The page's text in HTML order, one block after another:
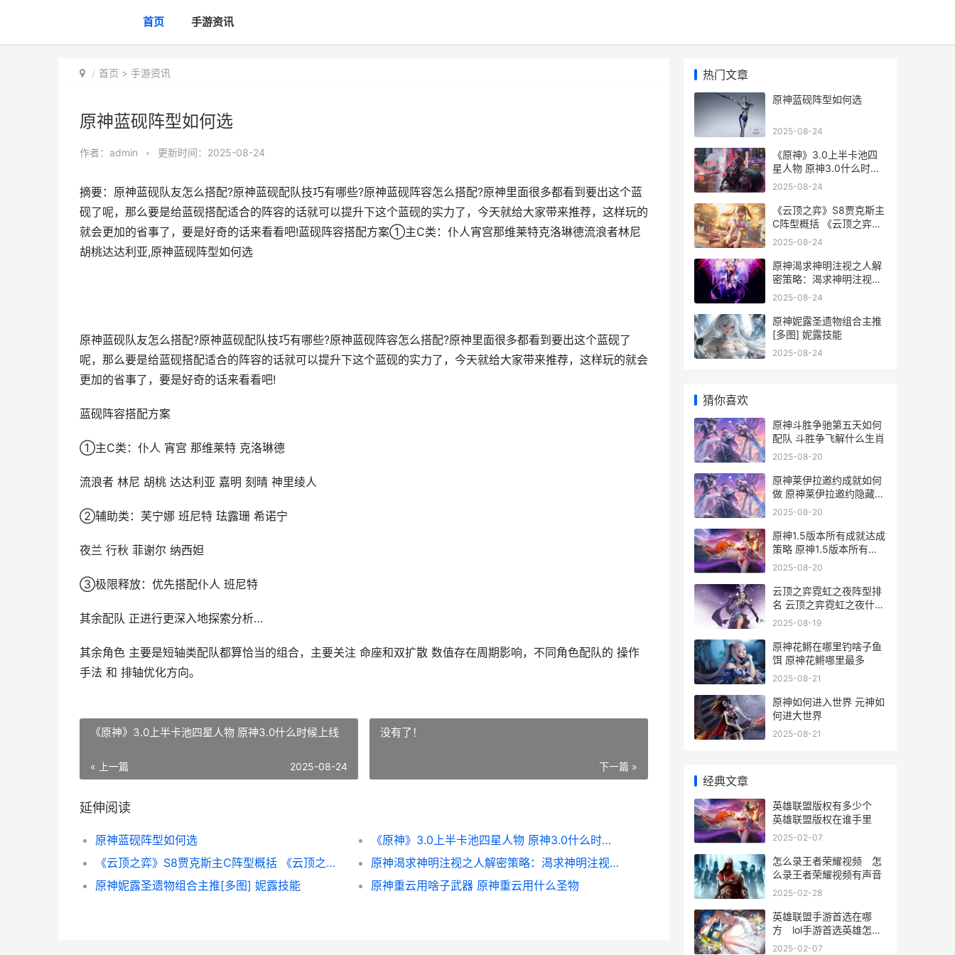
首页 手游资讯
首页 > 手游资讯
原神蓝砚阵型如何选
作者： admin • 更新时间：2025-08-24
摘要：原神蓝砚队友怎么搭配?原神蓝砚配队技巧有哪些?原神蓝砚阵容怎么搭配?原神里面很多都看到要出这个蓝
砚了呢，那么要是给蓝砚搭配适合的阵容的话就可以提升下这个蓝砚的实力了，今天就给大家带来推荐，这样玩的
就会更加的省事了，要是好奇的话来看看吧!蓝砚阵容搭配方案①主C类：仆人宵宫那维莱特克洛琳德流浪者林尼
胡桃达达利亚,原神蓝砚阵型如何选
原神蓝砚队友怎么搭配?原神蓝砚配队技巧有哪些?原神蓝砚阵容怎么搭配?原神里面很多都看到要出这个蓝砚了
呢，那么要是给蓝砚搭配适合的阵容的话就可以提升下这个蓝砚的实力了，今天就给大家带来推荐，这样玩的就会
更加的省事了，要是好奇的话来看看吧!
蓝砚阵容搭配方案
①主C类：仆人 宵宫 那维莱特 克洛琳德
流浪者 林尼 胡桃 达达利亚 嘉明 刻晴 神里绫人
②辅助类：芙宁娜 班尼特 珐露珊 希诺宁
夜兰 行秋 菲谢尔 纳西妲
③极限释放：优先搭配仆人 班尼特
其余配队 正进行更深入地探索分析…
其余角色 主要是短轴类配队都算恰当的组合，主要关注 命座和双扩散 数值存在周期影响，不同角色配队的 操作
手法 和 排轴优化方向。
《原神》3.0上半卡池四星人物 原神3.0什么时候上线
« 上一篇 2025-08-24
没有了！
下一篇 »
延伸阅读
原神蓝砚阵型如何选
《原神》3.0上半卡池四星人物 原神3.0什么时候上线
《云顶之弈》S8贾克斯主C阵型概括 《云顶之弈》S12赛季中五费卡的具体数量是多少-
原神渴求神明注视之人解密策略：渴求神明注视之人雷柱子机关如何破解 原神渴求神明注视之人调查古代遗迹
原神妮露圣遗物组合主推[多图] 妮露技能
原神重云用啥子武器 原神重云用什么圣物
热门文章
原神蓝砚阵型如何选
2025-08-24
《原神》3.0上半卡池四
星人物 原神3.0什么时候
上线
2025-08-24
《云顶之弈》S8贾克斯主
C阵型概括 《云顶之弈》
S12赛季中五费卡的具体
2025-08-24
原神渴求神明注视之人解
密策略：渴求神明注视之
人雷柱子机关如何破解 原
古代遗迹
2025-08-24
原神妮露圣遗物组合主推
[多图] 妮露技能
2025-08-24
猜你喜欢
原神斗胜争驰第五天如何
配队 斗胜争飞解什么生肖
2025-08-20
原神莱伊拉邀约成就如何
做 原神莱伊拉邀约隐藏成
就
2025-08-20
原神1.5版本所有成就达成
策略 原神1.5版本所有活
动
2025-08-20
云顶之弈霓虹之夜阵型排
名 云顶之弈霓虹之夜什么
时候出的
2025-08-19
原神花鳉在哪里钓啥子鱼
饵 原神花鳉哪里最多
2025-08-21
原神如何进入世界 元神如
何进大世界
2025-08-21
经典文章
英雄联盟版权有多少个
英雄联盟版权在谁手里
2025-02-07
怎么录王者荣耀视频 怎
么录王者荣耀视频有声音
2025-02-28
英雄联盟手游首选在哪
方 lol手游首选英雄怎么
选
2025-02-07